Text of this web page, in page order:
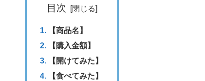
目次
【商品名】
【購入金額】
【開けてみた】
【食べてみた】